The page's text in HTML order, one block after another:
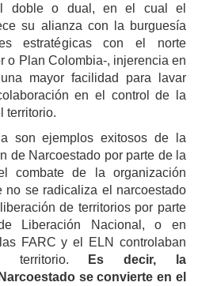
doble o dual, en el cual el
su alianza con la burguesía
estratégicas con el norte
o Plan Colombia-, injerencia en
mayor facilidad para lavar
en el control de la
territorio.
son ejemplos exitosos de la
de Narcoestado por parte de la
combate de la organización
no se radicaliza el narcoestado
de territorios por parte
Liberación Nacional, o en
FARC y el ELN controlaban
territorio.
Es decir, la
se convierte en el